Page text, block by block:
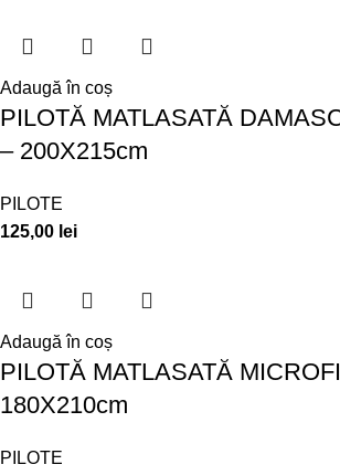
Adaugă în coș
PILOTĂ MATLASATĂ
– 200X215cm
PILOTE
125,00 lei
Adaugă în coș
PILOTĂ MATLASATĂ
180X210cm
PILOTE